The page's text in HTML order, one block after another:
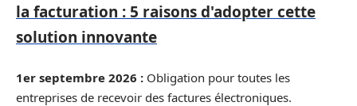
la facturation : 5 raisons d'adopter cette
solution innovante
1er septembre 2026 : Obligation pour toutes les
entreprises de recevoir des factures électroniques.